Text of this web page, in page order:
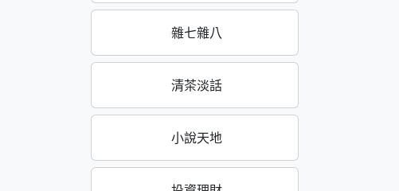
雜七雜八
清茶淡話
小說天地